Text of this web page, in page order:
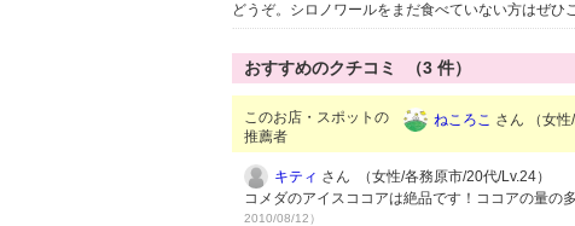
どうぞ。シロノワールをまだ食べていない方はぜひ
おすすめのクチコミ （3 件）
このお店・スポットの
推薦者
ねころこ さん （女性
キティ さん （女性/各務原市/20代/Lv.24）
コメダのアイスココアは絶品です！ココアの量の
2010/08/12）